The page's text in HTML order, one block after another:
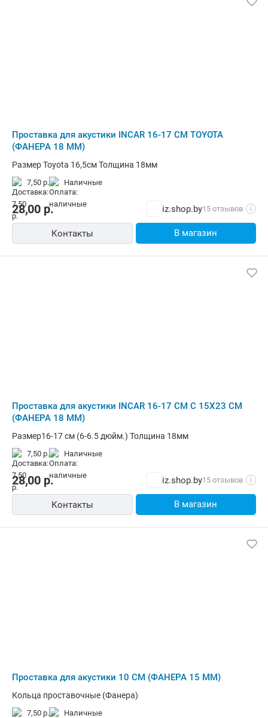
Проставка для акустики INCAR 16-17 СМ TOYOTA
(ФАНЕРА 18 ММ)
Размер Toyota 16,5см Толщина 18мм
7,50 р. наличные
28,00 р. iz.shop.by15 отзывов i
Контакты В магазин
Проставка для акустики INCAR 16-17 СМ С 15Х23 СМ
(ФАНЕРА 18 ММ)
Размер16-17 см (6-6.5 дюйм.) Толщина 18мм
7,50 р. наличные
28,00 р. iz.shop.by15 отзывов i
Контакты В магазин
Проставка для акустики 10 СМ (ФАНЕРА 15 ММ)
Кольца проставочные (Фанера)
7,50 р. наличные